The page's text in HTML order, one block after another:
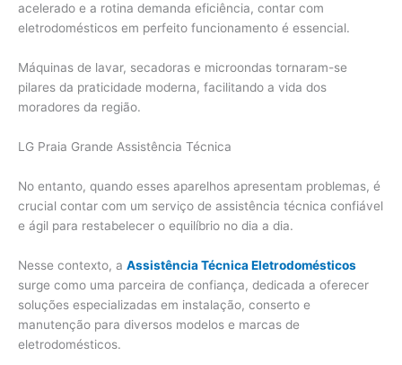
acelerado e a rotina demanda eficiência, contar com
eletrodomésticos em perfeito funcionamento é essencial.
Máquinas de lavar, secadoras e microondas tornaram-se
pilares da praticidade moderna, facilitando a vida dos
moradores da região.
LG Praia Grande Assistência Técnica
No entanto, quando esses aparelhos apresentam problemas, é
crucial contar com um serviço de assistência técnica confiável
e ágil para restabelecer o equilíbrio no dia a dia.
Nesse contexto, a Assistência Técnica Eletrodomésticos
surge como uma parceira de confiança, dedicada a oferecer
soluções especializadas em instalação, conserto e
manutenção para diversos modelos e marcas de
eletrodomésticos.